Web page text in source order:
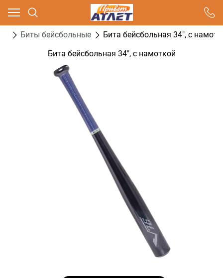
Биты бейсбольные
Бита бейсбольная 34", с
Бита бейсбольная 34", с намоткой
Ваш город - Москва,
угадали?
ДА НЕТ